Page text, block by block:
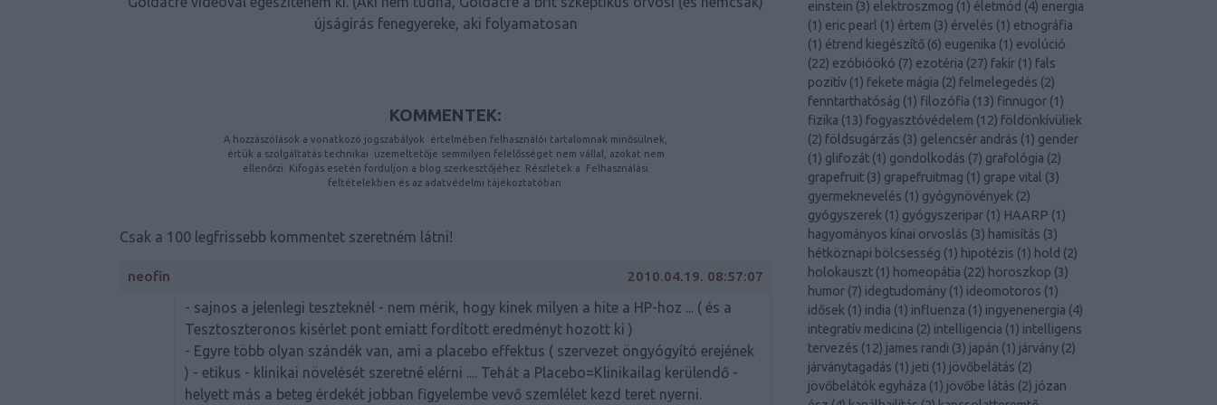
újságírás fenegyereke, aki folyamatosan
KOMMENTEK:
A hozzászólások a vonatkozó jogszabályok értelmében felhasználói tartalomnak minősülnek,
értük a szolgáltatás technikai üzemeltetője semmilyen felelősséget nem vállal, azokat nem
ellenőrzi. Kifogás esetén forduljon a blog szerkesztőjéhez. Részletek a Felhasználási
feltételekben és az adatvédelmi tájékoztatóban
Csak a 100 legfrissebb kommentet szeretném látni!
neofin 2010.04.19. 08:57:07
- sajnos a jelenlegi teszteknél - nem mérik, hogy kinek milyen a hite a HP-hoz ... ( és a
Tesztoszteronos kisérlet pont emiatt fordított eredményt hozott ki )
- Egyre több olyan szándék van, ami a placebo effektus ( szervezet öngyógyító erejének
) - etikus - klinikai növelését szeretné elérni .... Tehát a Placebo=Klinikailag kerülendő -
helyett más a beteg érdekét jobban figyelembe vevő szemlélet kezd teret nyerni.
einstein (3) elektroszmog (1) életmód (4) energia
(1) eric pearl (1) értem (3) érvelés (1) etnográfia
(1) étrend kiegészítő (6) eugenika (1) evolúció
(22) ezóbióökó (7) ezotéria (27) fakír (1) fals
pozitív (1) fekete mágia (2) felmelegedés (2)
fenntarthatóság (1) filozófia (13) finnugor (1)
fizika (13) fogyasztóvédelem (12) földönkívüliek
(2) földsugárzás (3) gelencsér andrás (1) gender
(1) glifozát (1) gondolkodás (7) grafológia (2)
grapefruit (3) grapefruitmag (1) grape vital (3)
gyermeknevelés (1) gyógynövények (2)
gyógyszerek (1) gyógyszeripar (1) HAARP (1)
hagyományos kínai orvoslás (3) hamisítás (3)
hétköznapi bölcsesség (1) hipotézis (1) hold (2)
holokauszt (1) homeopátia (22) horoszkop (3)
humor (7) idegtudomány (1) ideomotoros (1)
idősek (1) india (1) influenza (1) ingyenenergia (4)
integratív medicina (2) intelligencia (1) intelligens
tervezés (12) james randi (3) japán (1) járvány (2)
járványtagadás (1) jeti (1) jövőbelátás (2)
jövőbelátók egyháza (1) jövőbe látás (2) józan